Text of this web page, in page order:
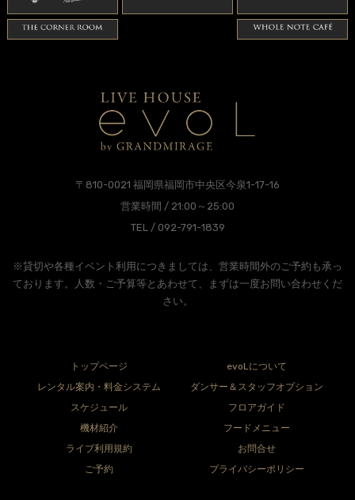
〒810-0021 福岡県福岡市中央区今泉1-17-16
営業時間 / 21:00～25:00
TEL / 092-791-1839
※貸切や各種イベント利用につきましては、営業時間外のご予約も承っ
ております。人数・ご予算等とあわせて、まずは一度お問い合わせくだ
さい。
トップページ
evoLについて
レンタル案内・料金システム
ダンサー＆スタッフオプション
スケジュール
フロアガイド
機材紹介
フードメニュー
ライブ利用規約
お問合せ
ご予約
プライバシーポリシー